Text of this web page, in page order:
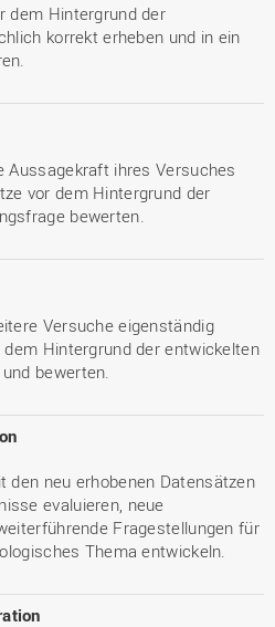
dem Hintergrund der
korrekt erheben und in ein
Aussagekraft ihres Versuches
vor dem Hintergrund der
bewerten.
Versuche eigenständig
Hintergrund der entwickelten
bewerten.
den neu erhobenen Datensätzen
evaluieren, neue
Fragestellungen für
Thema entwickeln.